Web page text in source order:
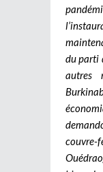
du parti
autres